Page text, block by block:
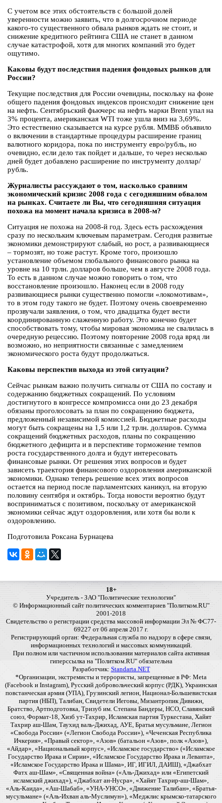
С учетом все этих обстоятельств с большой долей
уверенности можно заявить, что в долгосрочном периоде
какого-то существенного обвала рынков ждать не стоит, и
снижение кредитного рейтинга США не станет в данном
случае катастрофой, хотя для многих компаний это будет
ощутимо.
Каковы будут последствия падения фондовых рынков для
России?
Текущие последствия для России очевидны, поскольку на фоне
общего падения фондовых индексов происходит снижение цен
на нефть. Сентябрьский фьючерс на нефть марки Brent упал на
3% процента, американская WTI тоже ушла вниз на 3,69%.
Это естественно сказывается на курсе рубля. ММВБ объявило
о включении в стандартные процедуры расширение границ
валютного коридора, пока по инструменту евро/рубль, но
очевидно, если дело так пойдет и дальше, то через несколько
дней будет добавлено расширение по инструменту доллар/
рубль.
Журналисты рассуждают о том, насколько сравним
экономический кризис 2008 года с сегодняшним обвалом
на рынках. Считаете ли Вы, что сегодняшняя ситуация
похожа на момент начала кризиса в 2008-м?
Ситуация не похожа на 2008-й год. Здесь есть расхождения
сразу по нескольким ключевым параметрам. Сегодня развитые
экономики демонстрируют слабый, но рост, а развивающиеся
– тормозят, но тоже растут. Кроме того, произошло
установление объемом глобального финансового рынка на
уровне на 10 трлн. долларов больше, чем в августе 2008 года.
То есть в данном случае можно говорить о том, что
восстановление произошло. Наконец если в 2008 году
развивающиеся рынки существенно помогли «локомотивам»,
то в этом году такого не будет. Поэтому очень своевременно
прозвучали заявления, о том, что двадцатка будет вести
координированную слаженную работу. Это конечно будет
способствовать тому, чтобы мировая экономика не свалилась в
очередную рецессию. Поэтому повторение 2008 года вряд ли
возможно, но неприятности связанные с замедлением
экономического роста будут продолжаться.
Каковы перспектив выхода из этой ситуации?
Сейчас рынкам важно получить сигналы от США по составу и
содержанию бюджетных сокращений. По условиям
достигнутого в конгрессе компромисса они до 23 декабря
обязаны проголосовать за план по сокращению бюджета,
предложенный независимой комиссией. Бюджетные расходы
могут быть сокращены на 1,5 или 1,2 трлн. долларов. Сумма
сокращений бюджетных расходов, планы по сокращению
бюджетного дефицита и в перспективе торможение темпов
роста государственного долга и будут интересовать
финансовые рынки. От решения этих вопросов и будет
зависеть траектория финансового оздоровления американской
экономики. Однако теперь решение всех этих вопросов
остается на период после парламентских каникул, на вторую
половину сентября и октябрь. Тогда новости вероятно будут
восприниматься с позитивом, поскольку от американской
экономики сейчас ждут оздоровления, или хотя бы воли к
оздоровлению.
Подготовила Роксана Бурнацева
18+
Учредитель - ЗАО "Политические технологии"
© Информационный сайт политических комментариев "Политком.RU"
2001-2018
Свидетельство о регистрации средства массовой информации Эл № ФС77-
69227 от 06 апреля 2017 г.
Регистрирующий орган: Федеральная служба по надзору в сфере связи,
информационных технологий и массовых коммуникаций.
При полном или частичном использовании материалов сайта активная
гиперссылка на "Политком.RU" обязательна
Разработчик: Standarta.NET
*Организации, экстремисты и террористы, запрещенные в РФ: Meta
(Facebook и Instagram), Русский добровольческий корпус (РДК), Украинская
повстанческая армия (УПА), Грузинский легион, Национал-Большевистская
партия (НБП), Талибан, Свидетели Иеговы, Мизантропик Дивижн,
Братство, Артподготовка, Тризуб им. Степана Бандеры, НСО, Славянский
союз, Формат-18, Хизб ут-Тахрир, Исламская партия Туркестана, Хайят
Тахрир аш-Шам, Таухид валь-Джихад, АУЕ, Братья мусульмане, Легион
«Свобода России» («Легион Свобода России»), «Чеченская Республика
Ичкерия», «Правый сектор», «Азов» (батальон «Азов», полк «Азов»),
«Айдар», «Национальный корпус», «Исламское государство» («Исламское
Государство Ирака и Сирии», «Исламское Государство Ирака и Леванта»,
«Исламское Государство Ирака и Шама», ИГ, ИГИЛ, ДАИШ), «Джабхат
Фатх аш-Шам», «Священная война» («Аль-Джихад» или «Египетский
исламский джихад»), «Джабхат ан-Нусра», «Хайят Тахрир-аш-Шам»,
«Аль-Каида», «Аш-Шабаб», «УНА-УНСО», «Движение Талибан», «Братья-
мусульмане» («Аль-Ихван аль-Муслимун»), «Меджлис крымско-татарского